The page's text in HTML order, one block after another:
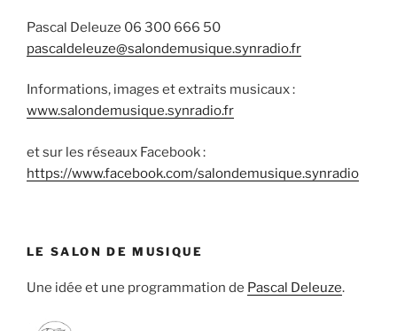
Pascal Deleuze 06 300 666 50
pascaldeleuze@salondemusique.synradio.fr
Informations, images et extraits musicaux :
www.salondemusique.synradio.fr
et sur les réseaux Facebook :
https://www.facebook.com/salondemusique.synradio
LE SALON DE MUSIQUE
Une idée et une programmation de Pascal Deleuze.